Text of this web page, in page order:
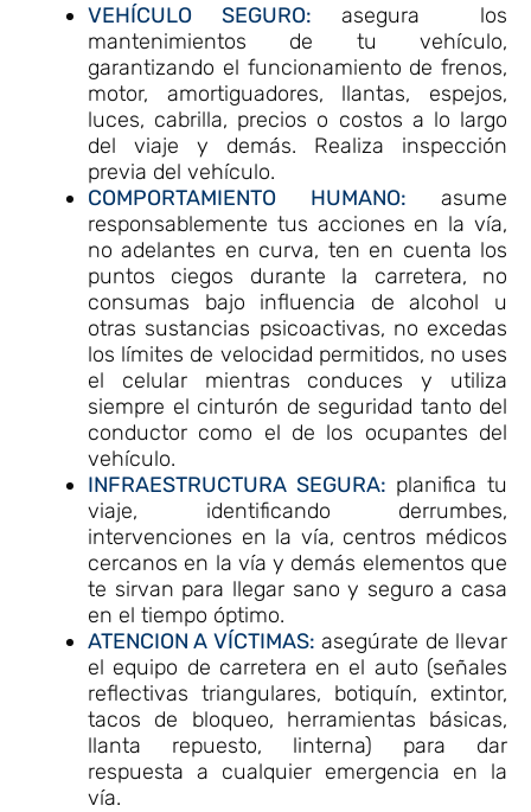
VEHÍCULO SEGURO: asegura los
mantenimientos de tu vehículo,
garantizando el funcionamiento de frenos,
motor, amortiguadores, llantas, espejos,
luces, cabrilla, precios o costos a lo largo
del viaje y demás. Realiza inspección
previa del vehículo.
COMPORTAMIENTO HUMANO:
asume
responsablemente tus acciones en la vía,
no adelantes en curva, ten en cuenta los
puntos ciegos durante la carretera, no
consumas bajo influencia de alcohol u
otras sustancias psicoactivas, no excedas
los límites de velocidad permitidos, no uses
el celular mientras conduces y utiliza
siempre el cinturón de seguridad tanto del
conductor como el de los ocupantes del
vehículo.
INFRAESTRUCTURA SEGURA: planifica tu
viaje, identificando derrumbes,
intervenciones en la vía, centros médicos
cercanos en la vía y demás elementos que
te sirvan para llegar sano y seguro a casa
en el tiempo óptimo.
ATENCION A VÍCTIMAS: asegúrate de llevar
el equipo de carretera en el auto (señales
reflectivas triangulares, botiquín, extintor,
tacos de bloqueo, herramientas básicas,
llanta repuesto, linterna) para dar
respuesta a cualquier emergencia en la
vía.